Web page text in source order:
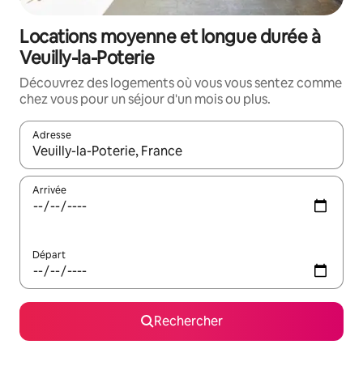
Locations moyenne et longue durée à
Veuilly-la-Poterie
Découvrez des logements où vous vous sentez comme
chez vous pour un séjour d'un mois ou plus.
Adresse
Lorsque les résultats s'affichent, utilisez les flèches vers le
Arrivée
Départ
Rechercher